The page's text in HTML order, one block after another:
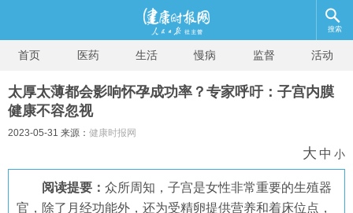
搜索
首页 医药 生活 慢病 监督 活动
太厚太薄都会影响怀孕成功率？专家呼吁：子宫内膜
健康不容忽视
2023-05-31 来源： 健康时报网
大 中 小
阅读提要： 众所周知，子宫是女性非常重要的生殖器
官，除了月经功能外，还为受精卵提供营养和着床位点，